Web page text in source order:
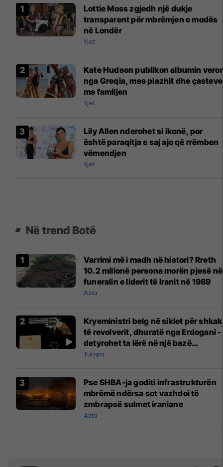
Lottie Moss zgjedh një dukje
transparent për mbrëmjen e modës
në Londër
Yjet
Kate Hudson publikon albumin veror
nga Greqia, mes plazhit dhe çasteve
me familjen
Yjet
Lily Allen nderohet si ikonë, por
është paraqitja e saj ajo që rrëmben
vëmendjen
Yjet
Në trend Botë
Varrimi më i madh në histori? Rreth
10.2 milionë persona morën pjesë në
funeralin e liderit të Iranit në 1989
Azia
Kryeministri belg në siklet për shkak
të revolverit, dhuratë nga Erdogani -
detyrohet ta lërë në një bazë
ushtarake
Turqia
Pse SHBA-ja goditi infrastrukturën
mbrëmë ndërsa sot vazhdoi të
zmbrapsë sulmet iraniane
Azia